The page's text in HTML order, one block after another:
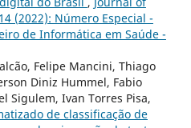
(2022): Número Especial -
de Informática em Saúde -
Felipe Mancini, Thiago
Diniz Hummel, Fabio
Sigulem, Ivan Torres Pisa,
de classificação de